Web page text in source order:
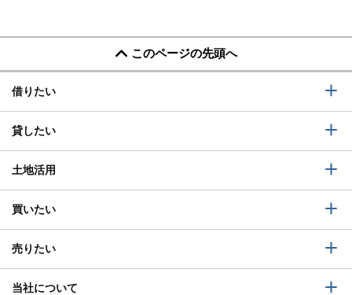
このページの先頭へ
借りたい
貸したい
土地活用
買いたい
売りたい
当社について